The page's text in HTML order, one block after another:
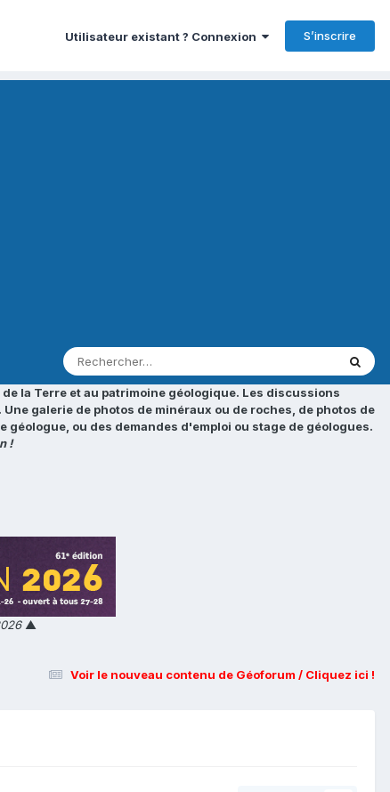
Utilisateur existant ? Connexion S’inscrire
la Terre et au patrimoine géologique. Les discussions
galerie de photos de minéraux ou de roches, de photos de
ou des demandes d'emploi ou stage de géologues.
!
▲
Voir le nouveau contenu de Géoforum / Cliquez ici !